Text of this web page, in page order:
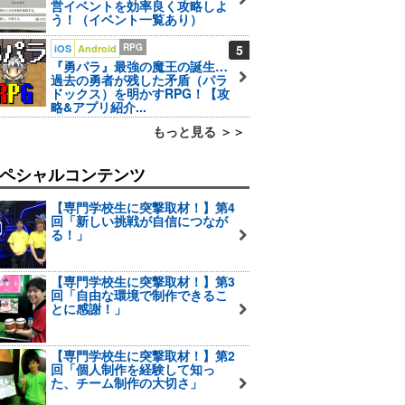
営イベントを効率良く攻略しよ
う！（イベント一覧あり）
5
iOS Android RPG
『勇パラ』最強の魔王の誕生…
過去の勇者が残した矛盾（パラ
ドックス）を明かすRPG！【攻
略&アプリ紹介...
もっと見る ＞＞
シャルコンテンツ
【専門学校生に突撃取材！】第4
回「新しい挑戦が自信につなが
る！」
【専門学校生に突撃取材！】第3
回「自由な環境で制作できるこ
とに感謝！」
【専門学校生に突撃取材！】第2
回「個人制作を経験して知っ
た、チーム制作の大切さ」